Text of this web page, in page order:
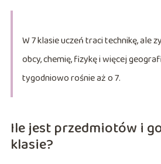
W 7 klasie uczeń traci technikę, ale
obcy, chemię, fizykę i więcej
tygodniowo rośnie aż o 7.
Ile jest przedmiotów i
klasie?